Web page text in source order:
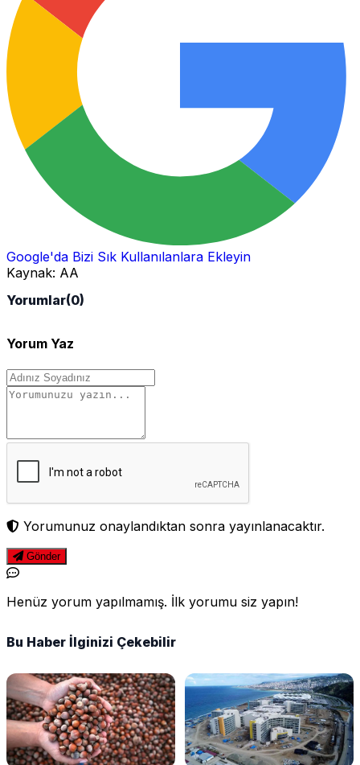
Google'da Bizi Sık Kullanılanlara Ekleyin
Kaynak: AA
Yorumlar(0)
Yorum Yaz
Yorumunuz onaylandıktan sonra yayınlanacaktır.
Gönder
Henüz yorum yapılmamış. İlk yorumu siz yapın!
Bu Haber İlginizi Çekebilir